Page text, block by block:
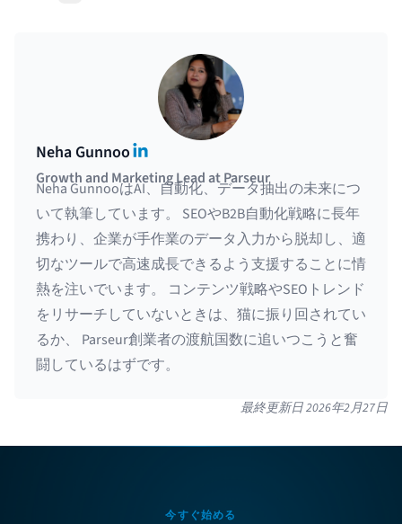
Neha GunnooLinkedIn
Growth and Marketing Lead at Parseur
Neha GunnooはAI、自動化、データ抽出の未来につ
いて執筆しています。 SEOやB2B自動化戦略に長年
携わり、企業が手作業のデータ入力から脱却し、適
切なツールで高速成長できるよう支援することに情
熱を注いでいます。 コンテンツ戦略やSEOトレンド
をリサーチしていないときは、猫に振り回されてい
るか、 Parseur創業者の渡航国数に追いつこうと奮
闘しているはずです。
最終更新日2026年2月27日
今すぐ始める